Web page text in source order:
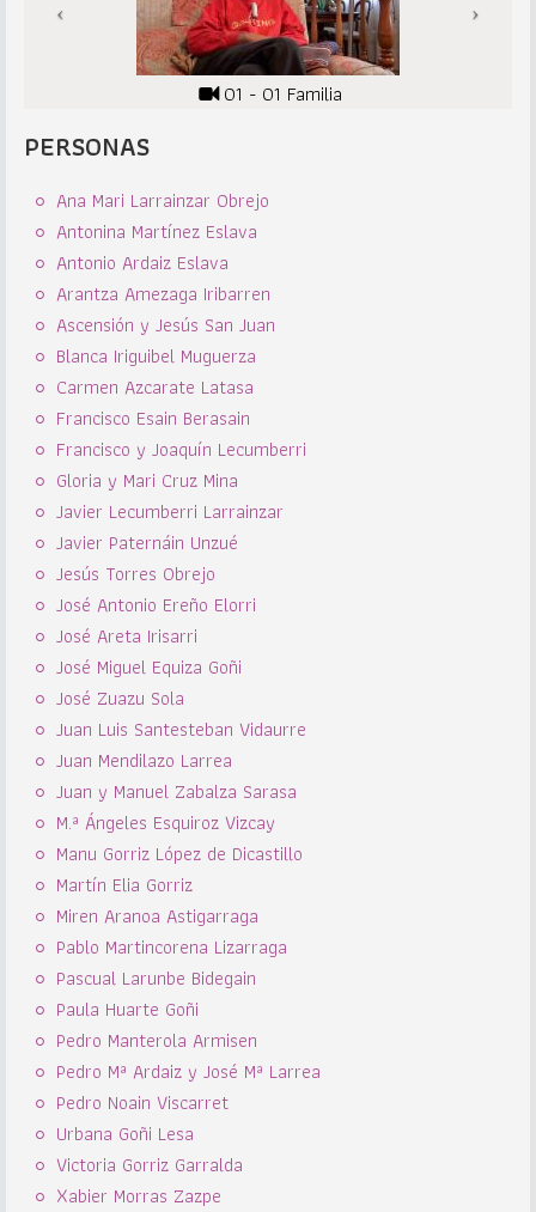
01 - 01 Familia
PERSONAS
Ana Mari Larrainzar Obrejo
Antonina Martínez Eslava
Antonio Ardaiz Eslava
Arantza Amezaga Iribarren
Ascensión y Jesús San Juan
Blanca Iriguibel Muguerza
Carmen Azcarate Latasa
Francisco Esain Berasain
Francisco y Joaquín Lecumberri
Gloria y Mari Cruz Mina
Javier Lecumberri Larrainzar
Javier Paternáin Unzué
Jesús Torres Obrejo
José Antonio Ereño Elorri
José Areta Irisarri
José Miguel Equiza Goñi
José Zuazu Sola
Juan Luis Santesteban Vidaurre
Juan Mendilazo Larrea
Juan y Manuel Zabalza Sarasa
M.ª Ángeles Esquiroz Vizcay
Manu Gorriz López de Dicastillo
Martín Elia Gorriz
Miren Aranoa Astigarraga
Pablo Martincorena Lizarraga
Pascual Larunbe Bidegain
Paula Huarte Goñi
Pedro Manterola Armisen
Pedro Mª Ardaiz y José Mª Larrea
Pedro Noain Viscarret
Urbana Goñi Lesa
Victoria Gorriz Garralda
Xabier Morras Zazpe